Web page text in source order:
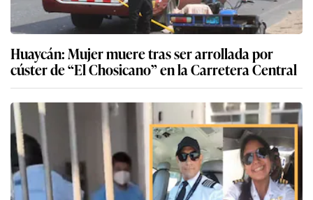
Huaycán: Mujer muere tras ser arrollada por
cúster de “El Chosicano” en la Carretera Central